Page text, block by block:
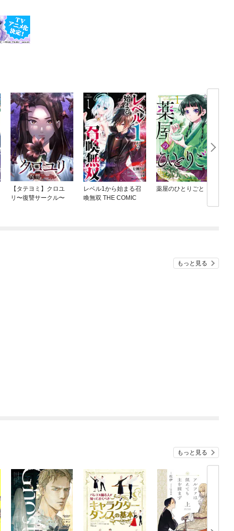
【タテヨミ】クロユ
リ〜復讐サークル〜
レベル1から始まる召
喚無双 THE COMIC
薬屋のひとりごと
もっと見る
もっと見る